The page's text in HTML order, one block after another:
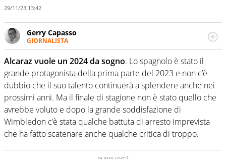
29/11/23 13:42
Gerry Capasso
GIORNALISTA
Per lui gli sport americani non hanno segreti: basket,
football, baseball e la capacità innata di trovare la notizia
dove altri non vedono granché
Alcaraz vuole un 2024 da sogno. Lo spagnolo è stato il
grande protagonista della prima parte del 2023 e non c’è
dubbio che il suo talento continuerà a splendere anche nei
prossimi anni. Ma il finale di stagione non è stato quello che
avrebbe voluto e dopo la grande soddisfazione di
Wimbledon c’è stata qualche battuta di arresto imprevista
che ha fatto scatenare anche qualche critica di troppo.